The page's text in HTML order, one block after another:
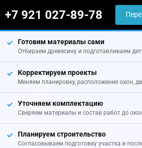
+7 921 027-89-78
Готовим материалы сами
Отбираем древесину и подготавливаем
Корректируем проекты
Меняем планировку, расположение окон,
Уточняем комплектацию
Сверяем материалы и состав работ до
Планируем строительство
Согласовываем подготовку участка и